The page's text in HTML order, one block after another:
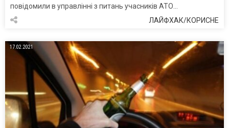
повідомили в управлінні з питань учасників АТО…
ЛАЙФХАК/КОРИСНЕ
17.02.2021